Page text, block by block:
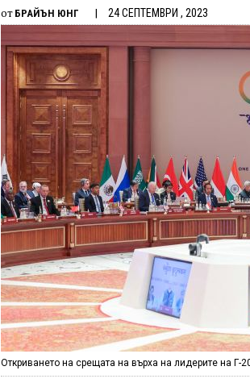
от БРАЙЪН ЮНГ 24 СЕПТЕМВРИ , 2023
Откриването на срещата на върха на лидерите на